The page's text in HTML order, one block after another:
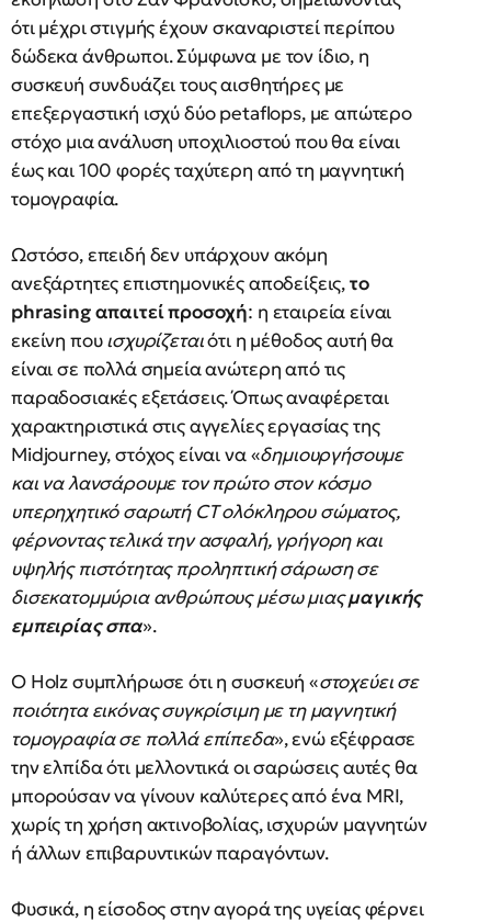
ότι μέχρι στιγμής έχουν σκαναριστεί περίπου
δώδεκα άνθρωποι. Σύμφωνα με τον ίδιο, η
συσκευή συνδυάζει τους αισθητήρες με
επεξεργαστική ισχύ δύο petaflops, με απώτερο
στόχο μια ανάλυση υποχιλιοστού που θα είναι
έως και 100 φορές ταχύτερη από τη μαγνητική
τομογραφία.
Ωστόσο, επειδή δεν υπάρχουν ακόμη
ανεξάρτητες επιστημονικές αποδείξεις,το
phrasing απαιτεί προσοχή: η εταιρεία είναι
εκείνη πουισχυρίζεταιότι η μέθοδος αυτή θα
είναι σε πολλά σημεία ανώτερη από τις
παραδοσιακές εξετάσεις. Όπως αναφέρεται
χαρακτηριστικά στις αγγελίες εργασίας της
Midjourney, στόχος είναι να «δημιουργήσουμε
και να λανσάρουμε τον πρώτο στον κόσμο
υπερηχητικό σαρωτή CT ολόκληρου σώματος,
φέρνοντας τελικά την ασφαλή, γρήγορη και
υψηλής πιστότητας προληπτική σάρωση σε
δισεκατομμύρια ανθρώπους μέσω μιαςμαγικής
εμπειρίας σπα».
Ο Holz συμπλήρωσε ότι η συσκευή «στοχεύει σε
ποιότητα εικόνας συγκρίσιμη με τη μαγνητική
τομογραφία σε πολλά επίπεδα», ενώ εξέφρασε
την ελπίδα ότι μελλοντικά οι σαρώσεις αυτές θα
μπορούσαν να γίνουν καλύτερες από ένα MRI,
χωρίς τη χρήση ακτινοβολίας, ισχυρών μαγνητών
ή άλλων επιβαρυντικών παραγόντων.
Φυσικά, η είσοδος στην αγορά της υγείας φέρνει